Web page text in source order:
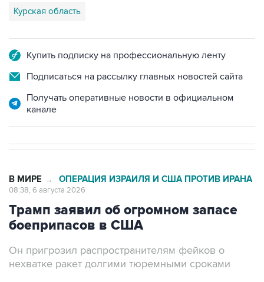
Курская область
Купить подписку на профессиональную ленту
Подписаться на рассылку главных новостей сайта
Получать оперативные новости в официальном
канале
В МИРЕ → ОПЕРАЦИЯ ИЗРАИЛЯ И США ПРОТИВ ИРАНА
08:38, 6 августа 2026
Трамп заявил об огромном запасе
боеприпасов в США
Он пригрозил распространителям фейков о
нехватке ракет долгими тюремными сроками